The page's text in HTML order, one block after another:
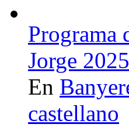
Programa
Jorge 2025
En
castellano